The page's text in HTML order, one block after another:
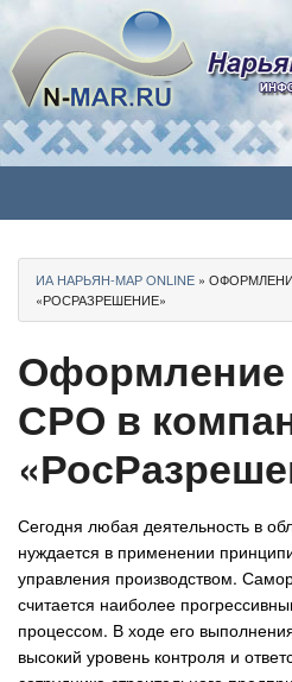
Политика
Бизнес
Общество
Культура
Медиа
Авто
Спорт
ИА НАРЬЯН-МАР ONLINE »
«РОСРАЗРЕШЕНИЕ»
Оформление
СРО в
Сегодня любая деятельность в
нуждается в применении
управления производством.
считается наиболее
процессом. В ходе его
высокий уровень контроля и